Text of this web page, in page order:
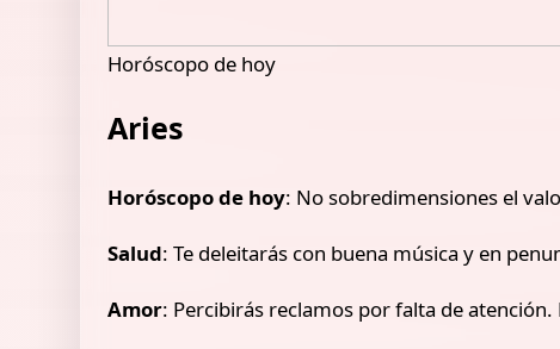
Horóscopo de hoy
Aries
Horóscopo de hoy: No sobredimensiones el
Salud: Te deleitarás con buena música y en
Amor: Percibirás reclamos por falta de